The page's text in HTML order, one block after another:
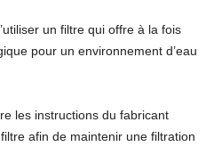
un filtre qui offre à la fois
pour un environnement d’eau
les instructions du fabricant
afin de maintenir une filtration